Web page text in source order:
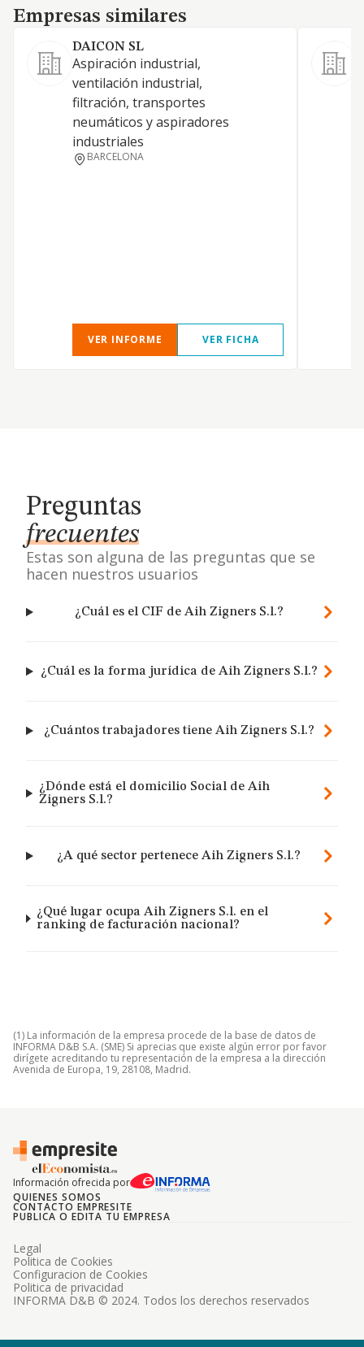
Empresas similares
Empresas similares
DAICON SL
Aspiración industrial,
ventilación industrial,
filtración, transportes
neumáticos y aspiradores
industriales
BARCELONA
VER INFORME VER FICHA
Preguntas
frecuentes
Estas son alguna de las preguntas que se
hacen nuestros usuarios
¿Cuál es el CIF de Aih Zigners S.l.?
¿Cuál es la forma jurídica de Aih Zigners S.l.?
¿Cuántos trabajadores tiene Aih Zigners S.l.?
¿Dónde está el domicilio Social de Aih
Zigners S.l.?
¿A qué sector pertenece Aih Zigners S.l.?
¿Qué lugar ocupa Aih Zigners S.l. en el
ranking de facturación nacional?
(1) La información de la empresa procede de la base de datos de
INFORMA D&B S.A. (SME) Si aprecias que existe algún error por favor
dirígete acreditando tu representación de la empresa a la dirección
Avenida de Europa, 19, 28108, Madrid.
Información ofrecida por
QUIENES SOMOS
CONTACTO EMPRESITE
PUBLICA O EDITA TU EMPRESA
INFORMA D&B © 2024. Todos los derechos reservados
Legal
Politica de Cookies
Configuracion de Cookies
Politica de privacidad